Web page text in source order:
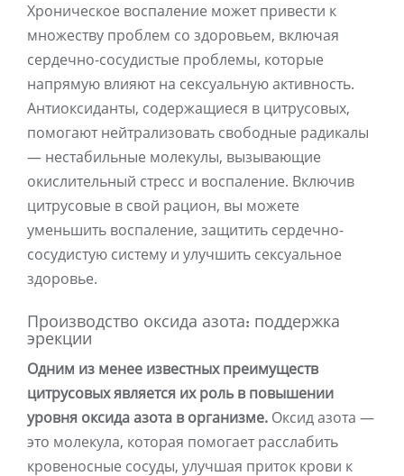
Хроническое воспаление может привести к
множеству проблем со здоровьем, включая
сердечно-сосудистые проблемы, которые
напрямую влияют на сексуальную активность.
Антиоксиданты, содержащиеся в цитрусовых,
помогают нейтрализовать свободные радикалы
— нестабильные молекулы, вызывающие
окислительный стресс и воспаление. Включив
цитрусовые в свой рацион, вы можете
уменьшить воспаление, защитить сердечно-
сосудистую систему и улучшить сексуальное
здоровье.
Производство оксида азота: поддержка
эрекции
Одним из менее известных преимуществ
цитрусовых является их роль в повышении
уровня оксида азота в организме. Оксид азота —
это молекула, которая помогает расслабить
кровеносные сосуды, улучшая приток крови к